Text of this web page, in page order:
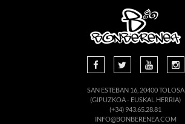
SAN ESTEBAN 16, 20400 TOLOSA
(GIPUZKOA - EUSKAL HERRIA)
(+34) 943.65.28.81
INFO@BONBERENEA.COM